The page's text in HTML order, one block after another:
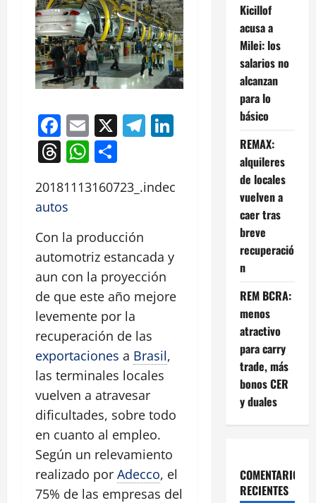
Facebook
Email
X Telegram
LinkedIn
Threads
WhatsApp
20181113160723_.indec
autos
Con la producción
automotriz estancada y
aun con la proyección
de que este año mejore
levemente por la
recuperación de las
exportaciones a Brasil,
las terminales locales
vuelven a atravesar
dificultades, sobre todo
en cuanto al empleo.
Según un relevamiento
realizado por Adecco, el
75% de las empresas del
Kicillof
acusa a
Milei: los
salarios no
alcanzan
para lo
básico
REMAX:
alquileres
de locales
vuelven a
caer tras
breve
recuperació
n
REM BCRA:
menos
atractivo
para carry
trade, más
bonos CER
y duales
COMENTARIOS
RECIENTES